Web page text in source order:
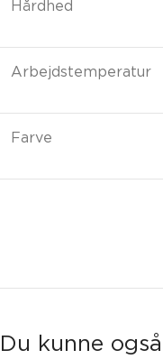
Hårdhed
Arbejdstemperatur
Farve
Du kunne